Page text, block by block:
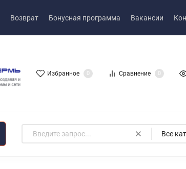
Возврат Бонусная программа Вакансии
Избранное 0 Сравнение 0
Все